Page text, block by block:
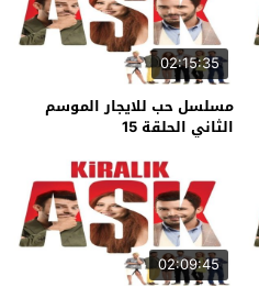
02:15:35
مسلسل حب للايجار الموسم
الثاني الحلقة 15
02:09:45